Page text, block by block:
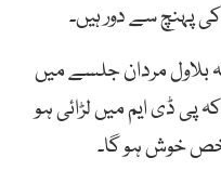
پہنچ سے دور ہیں۔
مردان جلسے میں
پی ڈی ایم میں لڑائی ہو
شخص خوش ہو گا۔